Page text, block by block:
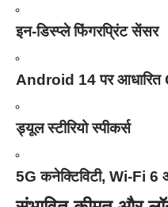
इन-डिस्प्ले फिंगरप्रिंट सेंसर
Android 14 पर
ड्यूल स्टीरियो स्पीकर्स
5G कनेक्टिविटी, Wi-Fi